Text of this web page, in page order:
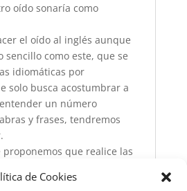
de Cookies
oído sonaría como
el oído al inglés aunque
sencillo como este, que se
idiomáticas por
solo busca acostumbrar a
un número
y frases, tendremos
proponemos que realice las
palabras y frases del